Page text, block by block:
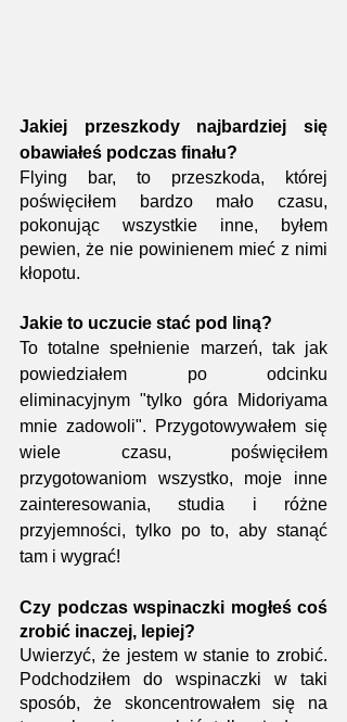
Jakiej przeszkody najbardziej się
obawiałeś podczas finału?
Flying bar, to przeszkoda, której
poświęciłem bardzo mało czasu,
pokonując wszystkie inne, byłem
pewien, że nie powinienem mieć z nimi
kłopotu.
Jakie to uczucie stać pod liną?
To totalne spełnienie marzeń, tak jak
powiedziałem po odcinku
eliminacyjnym "tylko góra Midoriyama
mnie zadowoli". Przygotowywałem się
wiele czasu, poświęciłem
przygotowaniom wszystko, moje inne
zainteresowania, studia i różne
przyjemności, tylko po to, aby stanąć
tam i wygrać!
Czy podczas wspinaczki mogłeś coś
zrobić inaczej, lepiej?
Uwierzyć, że jestem w stanie to zrobić.
Podchodziłem do wspinaczki w taki
sposób, że skoncentrowałem się na